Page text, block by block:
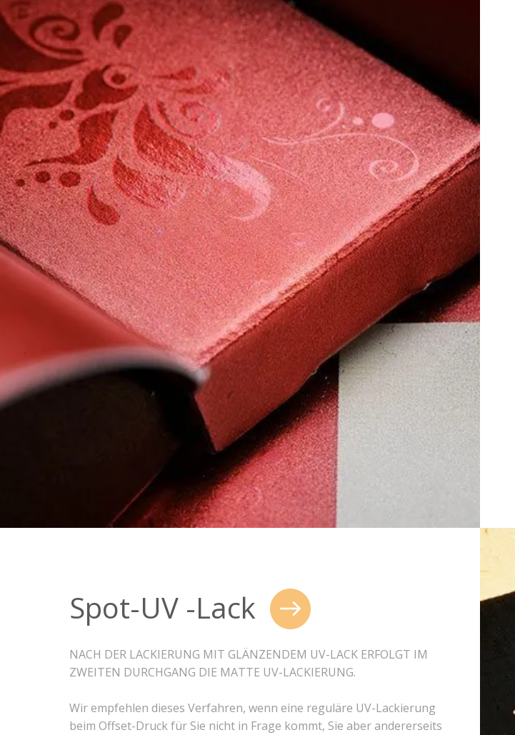
Spot-UV -Lack
NACH DER LACKIERUNG MIT GLÄNZENDEM UV-LACK ERFOLGT IM
ZWEITEN DURCHGANG DIE MATTE UV-LACKIERUNG.
Wir empfehlen dieses Verfahren, wenn eine reguläre UV-Lackierung
beim Offset-Druck für Sie nicht in Frage kommt, Sie aber andererseits